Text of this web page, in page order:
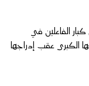
الفاعلين في
الكبرى عقب إدراجها